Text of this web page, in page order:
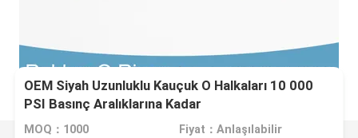
OEM Siyah Uzunluklu Kauçuk O Halkaları 10 000
PSI Basınç Aralıklarına Kadar
MOQ：1000 Fiyat：Anlaşılabilir